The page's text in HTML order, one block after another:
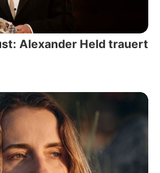
Alexander Held trauert